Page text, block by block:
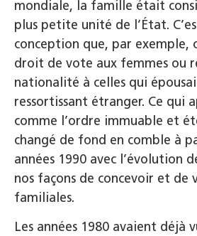
mondiale, la famille était
plus petite unité de l’État.
conception que, par exemple,
droit de vote aux femmes ou
nationalité à celles qui
ressortissant étranger. Ce qui
comme l’ordre immuable et
changé de fond en comble à
années 1990 avec l’évolution
nos façons de concevoir et de
familiales.
Les années 1980 avaient déjà